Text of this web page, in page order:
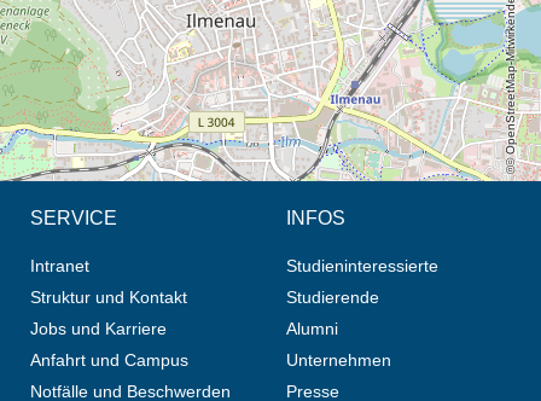
© OpenStreetMap-Mitwirkende, CC BY-SA
SERVICE
Intranet
Struktur und Kontakt
Jobs und Karriere
Anfahrt und Campus
Notfälle und Beschwerden
INFOS
Studieninteressierte
Studierende
Alumni
Unternehmen
Presse